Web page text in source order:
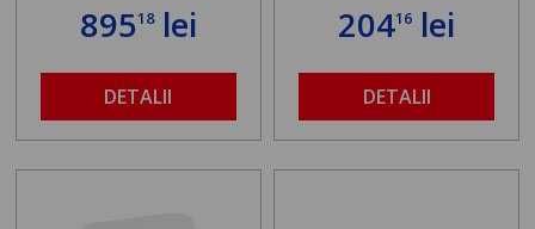
89518lei
DETALII
20416 lei
DETALII